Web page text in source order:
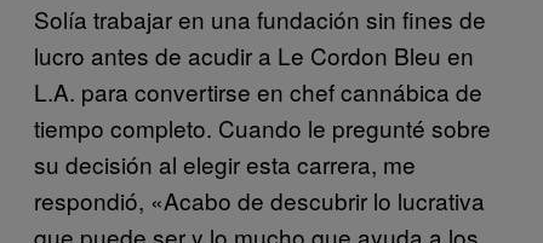
Solía trabajar en una fundación sin fines de
lucro antes de acudir a Le Cordon Bleu en
L.A. para convertirse en chef cannábica de
tiempo completo. Cuando le pregunté sobre
su decisión al elegir esta carrera, me
respondió, «Acabo de descubrir lo lucrativa
que puede ser y lo mucho que ayuda a los